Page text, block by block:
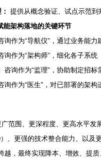
提供从概念验证、试点示范
能架构落地的关键环节
询作为“导航仪”，通过业务能
询作为“架构师”，细化各子系
咨询作为“监理”，协助制定招
询作为“医生”，对已部署的架
范围、更深程度、更高水平
、更强的技术整合能力、以及
越，最终实现降本、增效、提质